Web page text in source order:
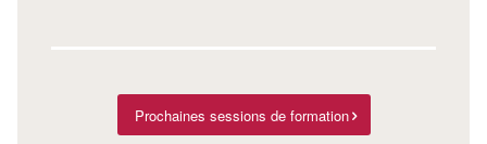
Prochaines sessions de formation